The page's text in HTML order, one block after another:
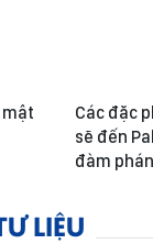
mật
Các đặc
sẽ đến
đàm
LIỆU